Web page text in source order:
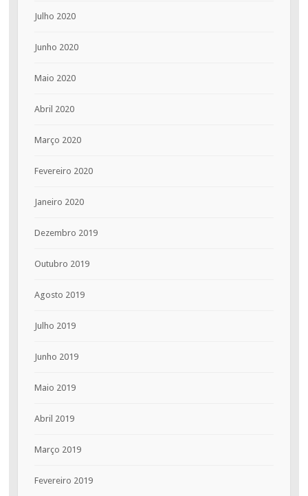
Julho 2020
Junho 2020
Maio 2020
Abril 2020
Março 2020
Fevereiro 2020
Janeiro 2020
Dezembro 2019
Outubro 2019
Agosto 2019
Julho 2019
Junho 2019
Maio 2019
Abril 2019
Março 2019
Fevereiro 2019